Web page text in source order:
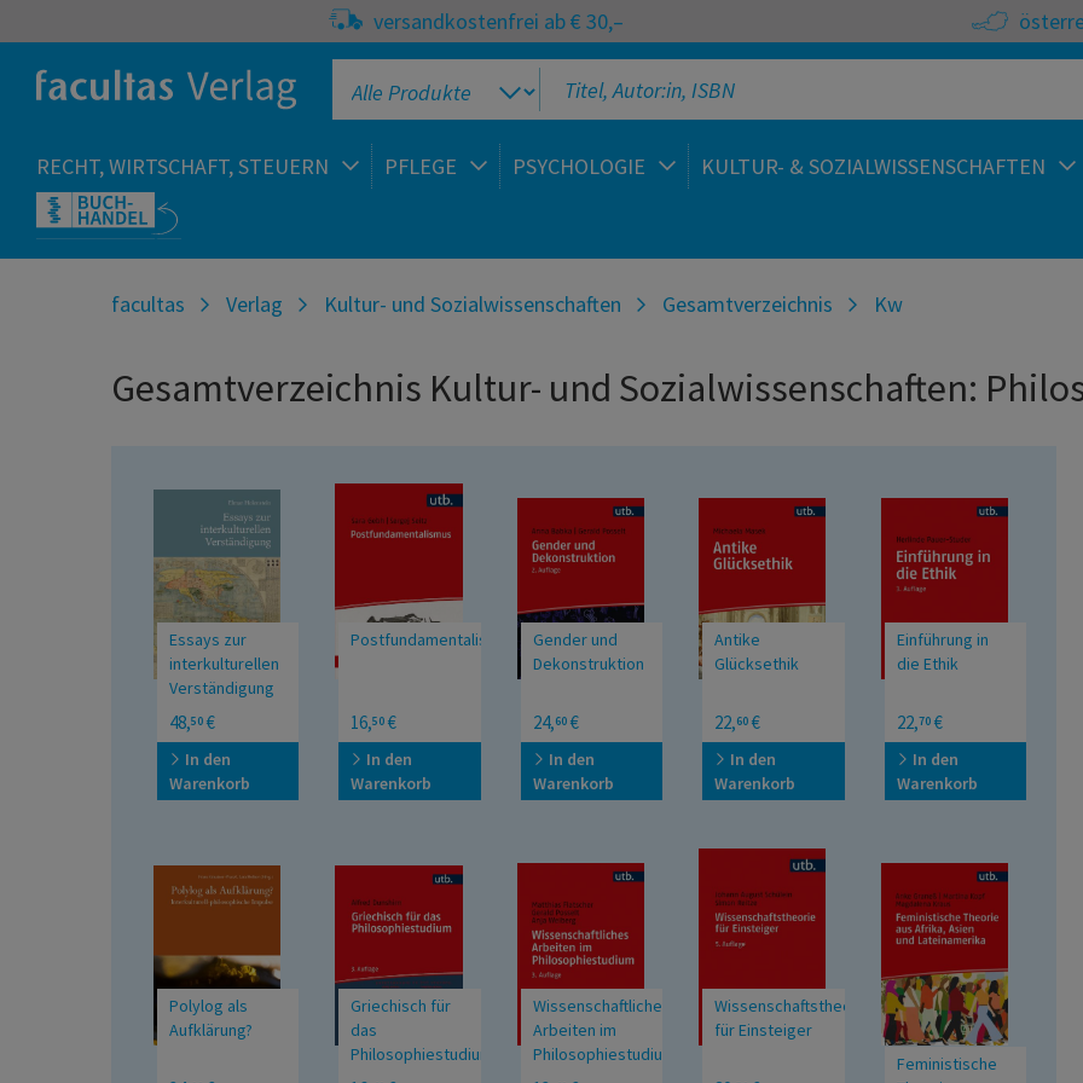
versandkostenfrei ab € 30,–
RECHT, WIRTSCHAFT, STEUERN PFLEGE PSYCHOLOGIE KULTUR- & SOZIALWISSENSCHAFTEN
facultas Verlag Kultur- und Sozialwissenschaften Gesamtverzeichnis Kw
Gesamtverzeichnis Kultur- und Sozialwissenschaften:
Essays zur
interkulturellen
Verständigung
48,50 €
In den
Warenkorb
Postfundamentalismus
utb Profile
16,50 €
In den
Warenkorb
Gender und
Dekonstruktion
Begriffe und
kommentierte
Grundlagentexte
der Gender- und
Queer-Theorie
24,60 €
In den
Warenkorb
Antike
Glücksethik
UTB Uni
Taschenbücher
22,60 €
In den
Warenkorb
Einführung in
die Ethik
22,70 €
In den
Warenkorb
Polylog als
Aufklärung?
Griechisch für
das
Philosophiestudium
Wissenschaftliches
Arbeiten im
Philosophiestudium
Wissenschaftstheorie
für Einsteiger
Feministische